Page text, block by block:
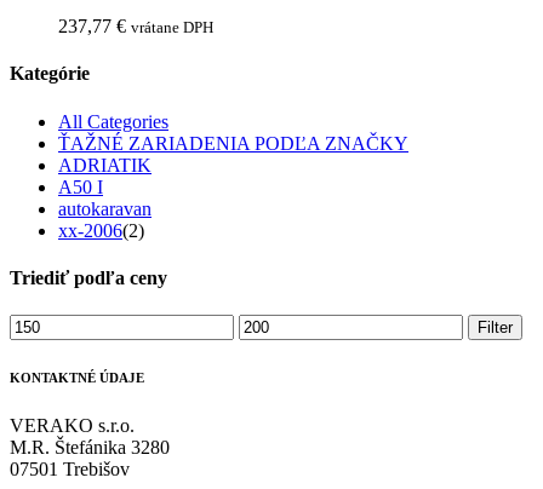
237,77 € vrátane DPH
Kategórie
All Categories
ŤAŽNÉ ZARIADENIA PODĽA ZNAČKY
ADRIATIK
A50 I
autokaravan
xx-2006(2)
Triediť podľa ceny
Minimálna
cena
Maximálna
cena
Filter
KONTAKTNÉ ÚDAJE
VERAKO s.r.o.
M.R. Štefánika 3280
07501 Trebišov